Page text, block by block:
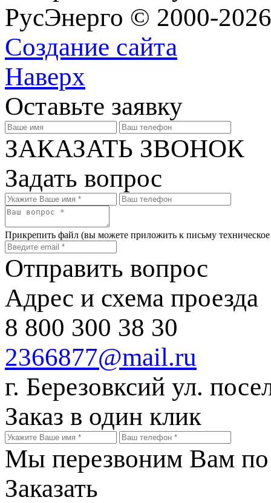
РусЭнерго © 2000-
Создание сайта
Наверх
Оставьте заявку
ЗАКАЗАТЬ ЗВОНОК
Задать вопрос
Прикрепить файл (вы можете приложить к письму
Отправить вопрос
Адрес и схема проезда
8 800 300 38 30
2366877@mail.ru
г. Березовксий ул.
Заказ в один клик
Мы перезвоним Вам по
Заказать